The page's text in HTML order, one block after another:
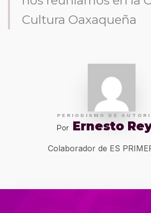
Cultura Oaxaqueña
PERIODISMO DE
Por Ernesto
Colaborador de ES